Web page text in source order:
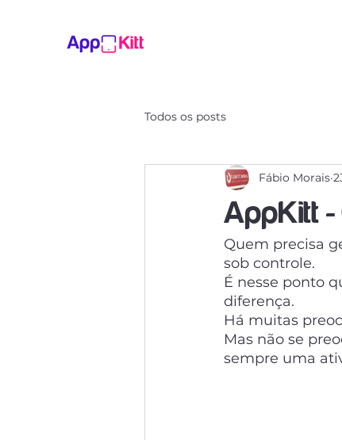
Todos os posts
AppKitt -
Fábio Morais
Quem precisa
sob controle.
É nesse ponto
diferença.
Há muitas
Mas não se
sempre uma